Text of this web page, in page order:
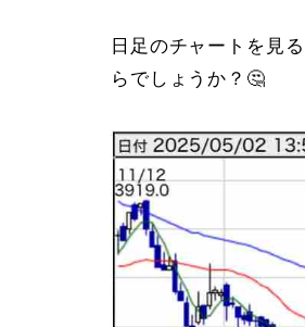
日足のチャートを見
らでしょうか？🤔